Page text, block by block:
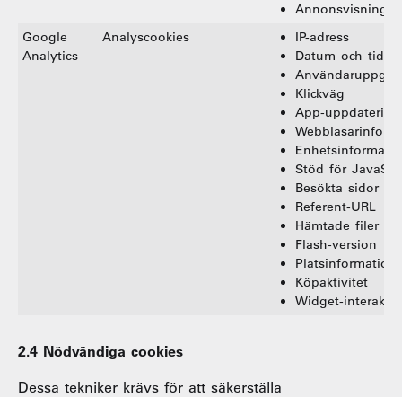
Annonsvisningar
Google
Analytics
Analyscookies
IP-adress
Datum och tid
Klickväg
App-
Stöd för
Besökta sidor
Referent-URL
Hämtade filer
Flash-version
Platsinformation
Köpaktivitet
Widget-
2.4 Nödvändiga cookies
Dessa tekniker krävs för att säkerställa